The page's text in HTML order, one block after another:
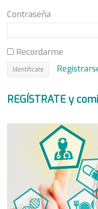
Contraseña
Recordarme
REGÍSTRATE y